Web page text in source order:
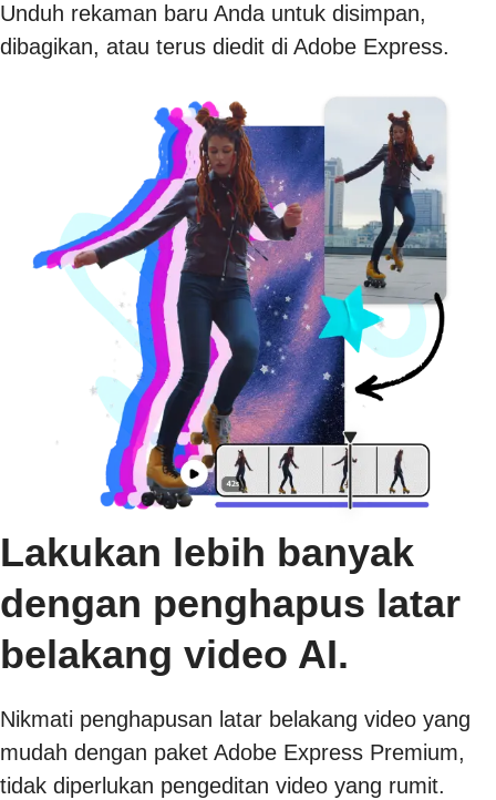
Unduh rekaman baru Anda untuk disimpan,
dibagikan, atau terus diedit di Adobe Express.
Lakukan lebih banyak
dengan penghapus latar
belakang video AI.
Nikmati penghapusan latar belakang video yang
mudah dengan paket Adobe Express Premium,
tidak diperlukan pengeditan video yang rumit.